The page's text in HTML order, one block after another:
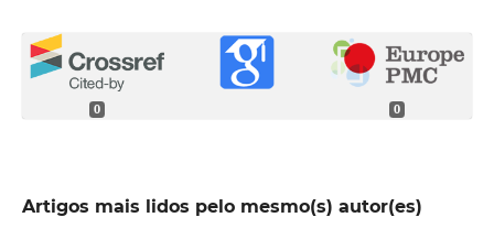
0 0
Artigos mais lidos pelo mesmo(s) autor(es)